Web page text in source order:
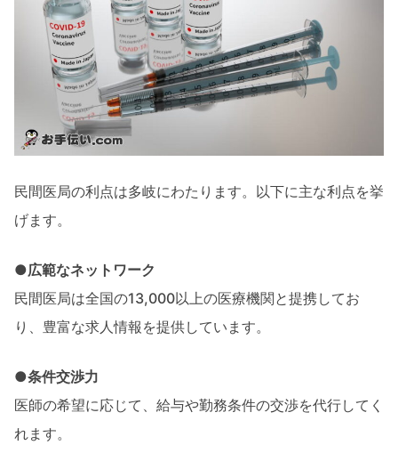
民間医局の利点は多岐にわたります。以下に主な利点を挙
げます。
●広範なネットワーク
民間医局は全国の13,000以上の医療機関と提携してお
り、豊富な求人情報を提供しています。
●条件交渉力
医師の希望に応じて、給与や勤務条件の交渉を代行してく
れます。